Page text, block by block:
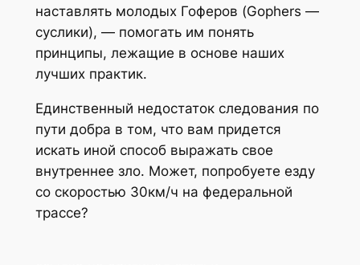
наставлять молодых Гоферов (Gophers —
суслики), — помогать им понять
принципы, лежащие в основе наших
лучших практик.
Единственный недостаток следования по
пути добра в том, что вам придется
искать иной способ выражать свое
внутреннее зло. Может, попробуете езду
со скоростью 30км/ч на федеральной
трассе?